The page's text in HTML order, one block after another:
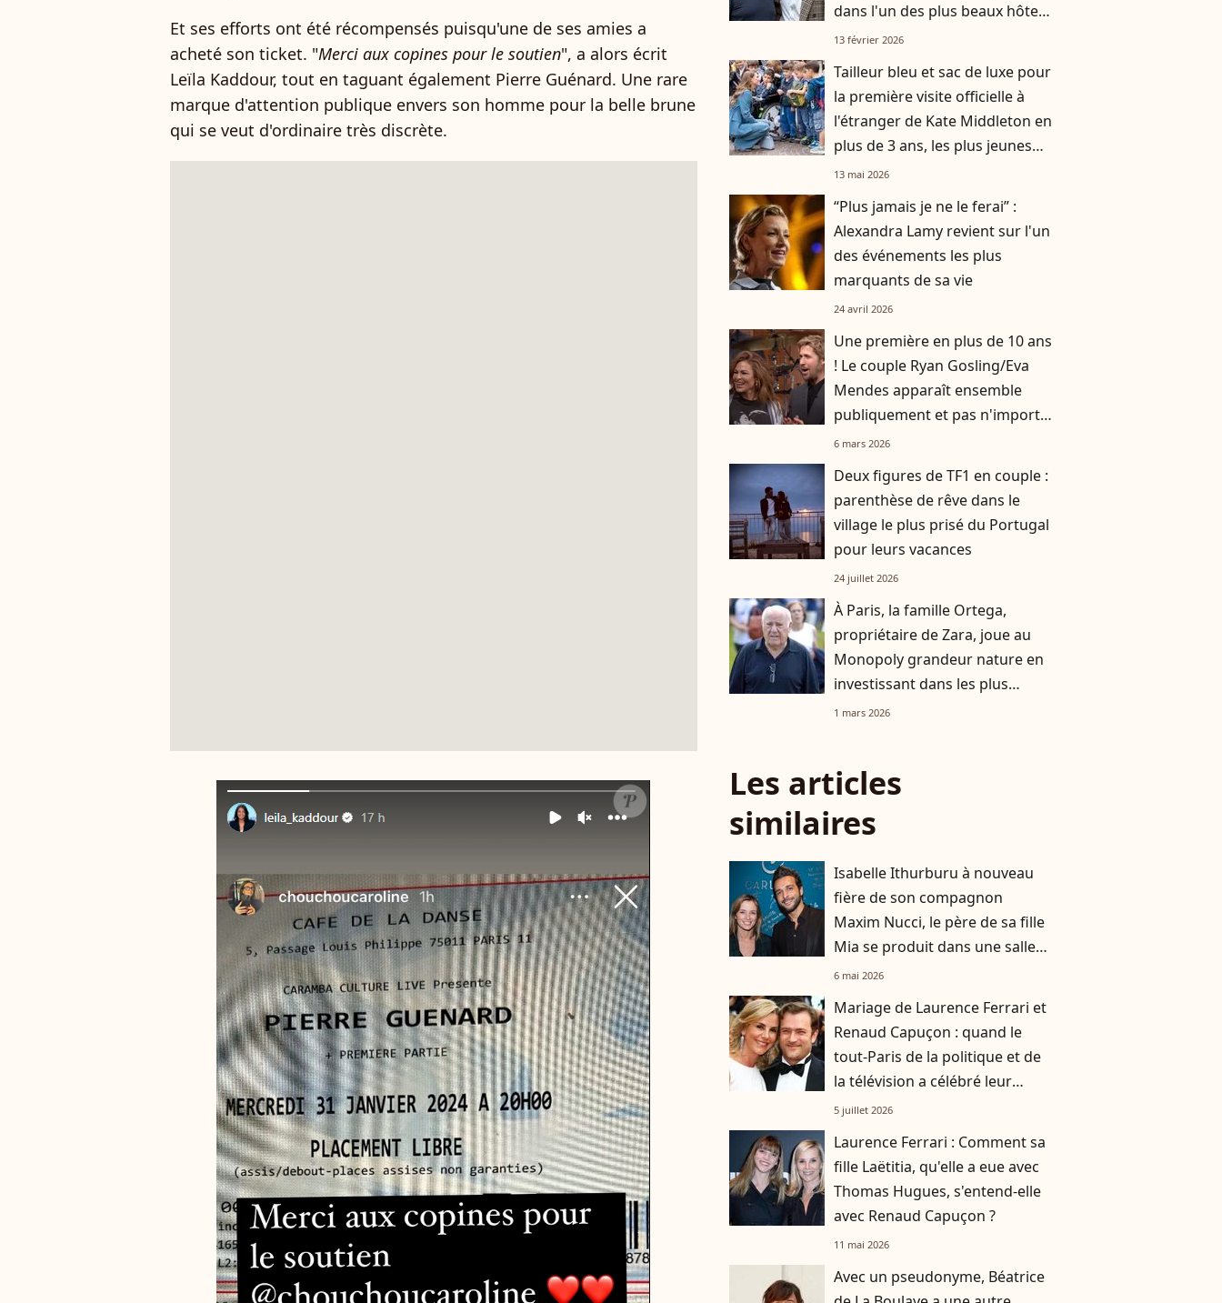
Et ses efforts ont été récompensés puisqu'une de ses amies a
acheté son ticket. "Merci aux copines pour le soutien", a alors écrit
Leïla Kaddour, tout en taguant également Pierre Guénard. Une rare
marque d'attention publique envers son homme pour la belle brune
qui se veut d'ordinaire très discrète.
dans l'un des plus beaux hôtels
de la station huppée
13 février 2026
Tailleur bleu et sac de luxe pour
la première visite officielle à
l'étranger de Kate Middleton en
plus de 3 ans, les plus jeunes
au rendez-vous
13 mai 2026
“Plus jamais je ne le ferai” :
Alexandra Lamy revient sur l'un
des événements les plus
marquants de sa vie
24 avril 2026
Une première en plus de 10 ans
! Le couple Ryan Gosling/Eva
Mendes apparaît ensemble
publiquement et pas n'importe
où
6 mars 2026
Deux figures de TF1 en couple :
parenthèse de rêve dans le
village le plus prisé du Portugal
pour leurs vacances
24 juillet 2026
À Paris, la famille Ortega,
propriétaire de Zara, joue au
Monopoly grandeur nature en
investissant dans les plus
beaux quartiers de la capitale
1 mars 2026
Les articles
similaires
Isabelle Ithurburu à nouveau
fière de son compagnon
Maxim Nucci, le père de sa fille
Mia se produit dans une salle
mythique
6 mai 2026
Mariage de Laurence Ferrari et
Renaud Capuçon : quand le
tout-Paris de la politique et de
la télévision a célébré leur
union
5 juillet 2026
Laurence Ferrari : Comment sa
fille Laëtitia, qu'elle a eue avec
Thomas Hugues, s'entend-elle
avec Renaud Capuçon ?
11 mai 2026
Avec un pseudonyme, Béatrice